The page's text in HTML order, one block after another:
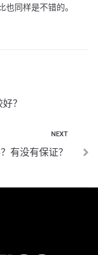
同样是不错的。
？
NEXT
有没有保证？